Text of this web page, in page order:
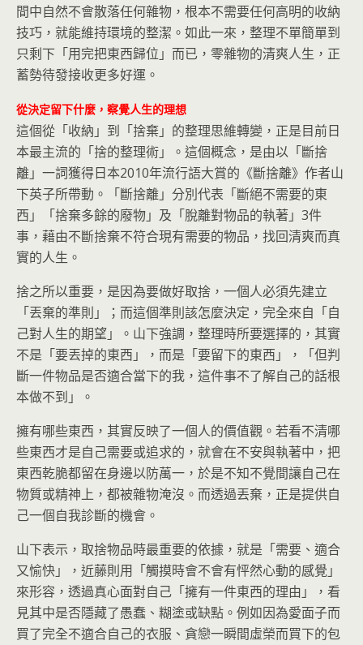
間中自然不會散落任何雜物，根本不需要任何高明的收納
技巧，就能維持環境的整潔。如此一來，整理不單簡單到
只剩下「用完把東西歸位」而已，零雜物的清爽人生，正
蓄勢待發接收更多好運。
從決定留下什麼，察覺人生的理想
這個從「收納」到「捨棄」的整理思維轉變，正是目前日
本最主流的「捨的整理術」。這個概念，是由以「斷捨
離」一詞獲得日本2010年流行語大賞的《斷捨離》作者山
下英子所帶動。「斷捨離」分別代表「斷絕不需要的東
西」「捨棄多餘的廢物」及「脫離對物品的執著」3件
事，藉由不斷捨棄不符合現有需要的物品，找回清爽而真
實的人生。
捨之所以重要，是因為要做好取捨，一個人必須先建立
「丟棄的準則」；而這個準則該怎麼決定，完全來自「自
己對人生的期望」。山下強調，整理時所要選擇的，其實
不是「要丟掉的東西」，而是「要留下的東西」，「但判
斷一件物品是否適合當下的我，這件事不了解自己的話根
本做不到」。
擁有哪些東西，其實反映了一個人的價值觀。若看不清哪
些東西才是自己需要或追求的，就會在不安與執著中，把
東西乾脆都留在身邊以防萬一，於是不知不覺間讓自己在
物質或精神上，都被雜物淹沒。而透過丟棄，正是提供自
己一個自我診斷的機會。
山下表示，取捨物品時最重要的依據，就是「需要、適合
又愉快」，近藤則用「觸摸時會不會有怦然心動的感覺」
來形容，透過真心面對自己「擁有一件東西的理由」，看
見其中是否隱藏了愚蠢、糊塗或缺點。例如因為愛面子而
買了完全不適合自己的衣服、貪戀一瞬間虛榮而買下的包